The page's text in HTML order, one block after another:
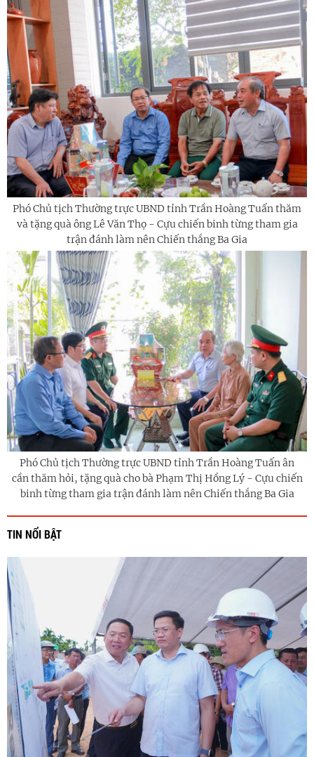
Phó Chủ tịch Thường trực UBND tỉnh Trần Hoàng Tuấn thăm
và tặng quà ông Lê Văn Thọ - Cựu chiến binh từng tham gia
trận đánh làm nên Chiến thắng Ba Gia
Phó Chủ tịch Thường trực UBND tỉnh Trần Hoàng Tuấn ân
cần thăm hỏi, tặng quà cho bà Phạm Thị Hồng Lý - Cựu chiến
binh từng tham gia trận đánh làm nên Chiến thắng Ba Gia
TIN NỔI BẬT